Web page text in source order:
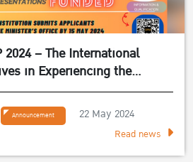
2024 – The International
in Experiencing the
Philosophy 2024
Announcement 22 May 2024
Read news